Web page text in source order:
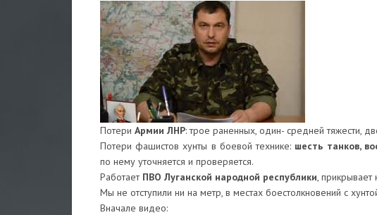
Потери Армии ЛНР: трое раненных, один- средней тяжести,
Потери фашистов хунты в боевой технике: шесть танков,
по нему уточняется и проверяется.
Работает ПВО Луганской народной республики, прикрывает
Мы не отступили ни на метр, в местах боестолкновений с
Вначале видео: